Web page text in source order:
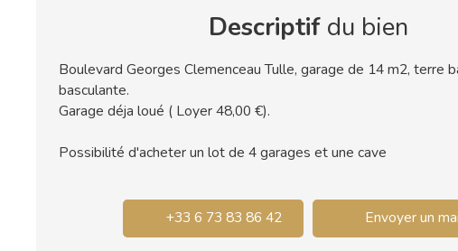
Descriptifdu bien
Boulevard Georges Clemenceau Tulle, garage de 14 m2, terre
basculante.
Garage déja loué ( Loyer 48,00 €).
Possibilité d'acheter un lot de 4 garages et une cave
+33 6 73 83 86 42 Envoyer un